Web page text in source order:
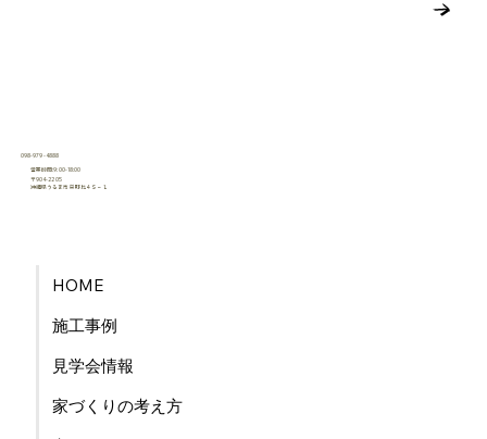
HOME
施工事例
見学会情報
家づくりの考え方
098-979-4888
営業時間:9:00-18:00
〒904-2205
沖縄県うるま市栄野比４５−１